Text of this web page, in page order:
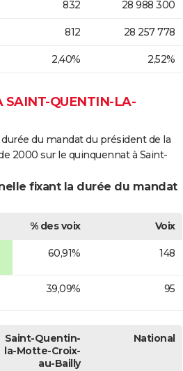
832 28 988 300
812 28 257 778
2,40% 2,52%
SAINT-QUENTIN-LA-
du mandat du président de la
2000 sur le quinquennat à Saint-
fixant la durée du mandat
% des voix
Voix
60,91% 148
39,09% 95
Saint-Quentin-
la-Motte-Croix-
au-Bailly
National